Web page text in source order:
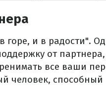
горе, и в радости".
от
все ваши
человек, способный